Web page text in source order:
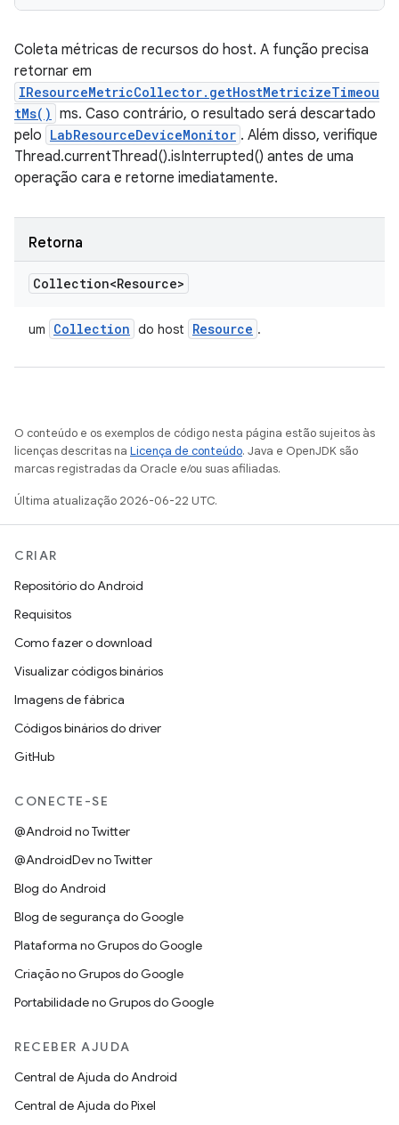
Coleta métricas de recursos do host. A função precisa
retornar em
IResourceMetricCollector.getHostMetricizeTimeou
tMs() ms. Caso contrário, o resultado será descartado
pelo LabResourceDeviceMonitor . Além disso, verifique
Thread.currentThread().isInterrupted() antes de uma
operação cara e retorne imediatamente.
Retorna
Collection<Resource>
um Collection do host Resource .
O conteúdo e os exemplos de código nesta página estão sujeitos às
licenças descritas na Licença de conteúdo. Java e OpenJDK são
marcas registradas da Oracle e/ou suas afiliadas.
Última atualização 2026-06-22 UTC.
CRIAR
Repositório do Android
Requisitos
Como fazer o download
Visualizar códigos binários
Imagens de fábrica
Códigos binários do driver
GitHub
CONECTE-SE
@Android no Twitter
@AndroidDev no Twitter
Blog do Android
Blog de segurança do Google
Plataforma no Grupos do Google
Criação no Grupos do Google
Portabilidade no Grupos do Google
RECEBER AJUDA
Central de Ajuda do Android
Central de Ajuda do Pixel